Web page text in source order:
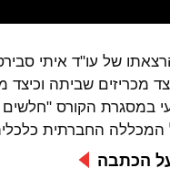
גופן קריא
ניגודיות צבעים
של עו"ד איתי
מכריזים שביתה וכיצד
במסגרת הקורס
המכללה החברתית
הכתבה